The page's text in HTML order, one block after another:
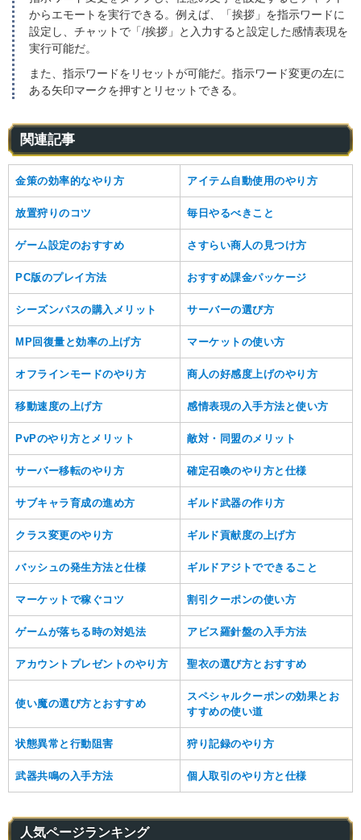
からエモートを実行できる。例えば、「挨拶」を指示ワードに
設定し、チャットで「/挨拶」と入力すると設定した感情表現を
実行可能だ。
また、指示ワードをリセットが可能だ。指示ワード変更の左に
ある矢印マークを押すとリセットできる。
関連記事
金策の効率的なやり方 アイテム自動使用のやり方
放置狩りのコツ 毎日やるべきこと
ゲーム設定のおすすめ さすらい商人の見つけ方
PC版のプレイ方法 おすすめ課金パッケージ
シーズンパスの購入メリット サーバーの選び方
MP回復量と効率の上げ方 マーケットの使い方
オフラインモードのやり方 商人の好感度上げのやり方
移動速度の上げ方 感情表現の入手方法と使い方
PvPのやり方とメリット 敵対・同盟のメリット
サーバー移転のやり方 確定召喚のやり方と仕様
サブキャラ育成の進め方 ギルド武器の作り方
クラス変更のやり方 ギルド貢献度の上げ方
バッシュの発生方法と仕様 ギルドアジトでできること
マーケットで稼ぐコツ 割引クーポンの使い方
ゲームが落ちる時の対処法 アビス羅針盤の入手方法
アカウントプレゼントのやり方 聖衣の選び方とおすすめ
使い魔の選び方とおすすめ
スペシャルクーポンの効果とお
すすめの使い道
状態異常と行動阻害 狩り記録のやり方
武器共鳴の入手方法 個人取引のやり方と仕様
人気ページランキング